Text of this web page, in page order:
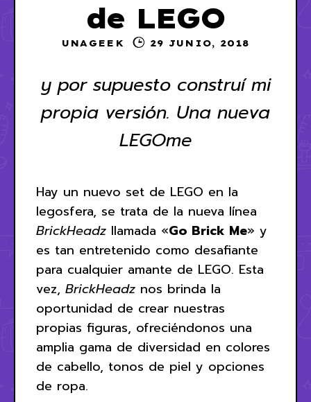
de LEGO
UNAGEEK 29 JUNIO, 2018
y por supuesto construí mi
propia versión. Una nueva
LEGOme
Hay un nuevo set de LEGO en la
legosfera, se trata de la nueva línea
BrickHeadz llamada «Go Brick Me» y
es tan entretenido como desafiante
para cualquier amante de LEGO. Esta
vez, BrickHeadz nos brinda la
oportunidad de crear nuestras
propias figuras, ofreciéndonos una
amplia gama de diversidad en colores
de cabello, tonos de piel y opciones
de ropa.